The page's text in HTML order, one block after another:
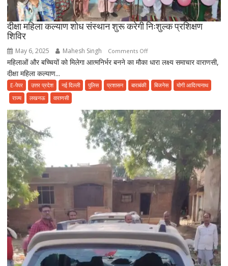
दीक्षा महिला कल्याण शोध संस्थान शुरू करेगी निःशुल्क प्रशिक्षण
शिविर
May 6, 2025 Mahesh Singh Comments Offon
दीक्षा
कल्याण
करेगी
निःशुल्क
प्रशिक्षण
शिविर
महिलाओं और बच्चियों को मिलेगा आत्मनिर्भर बनने का मौका धारा लक्ष्य समाचार वाराणसी,
दीक्षा महिला कल्याण...
E-पेपर उत्तर प्रदेश नई दिल्ली पुलिस प्रशासन बाराबंकी बिजनेस
योगी आदित्यनाथ
राज्य
लखनऊ वाराणसी